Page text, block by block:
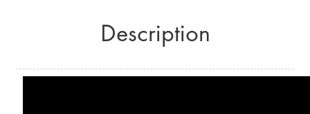
Description